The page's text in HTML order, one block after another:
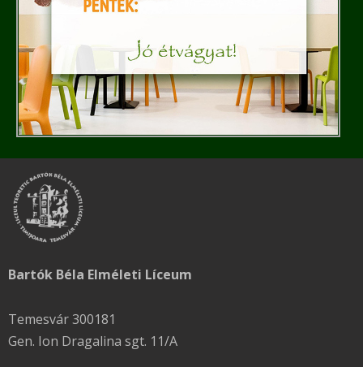
Bartók Béla Elméleti Líceum
Temesvár 300181
Gen. Ion Dragalina sgt. 11/A